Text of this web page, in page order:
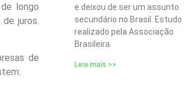
longo
juros.
de
e deixou de ser um assunto
secundário no Brasil. Estudo
realizado pela Associação
Brasileira
Leia mais >>